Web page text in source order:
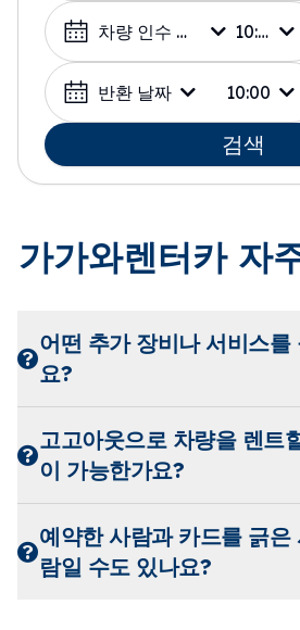
픽업 장소
날짜 선택
차량 인수 날짜 10:00
반환 날짜 10:00
검색
가가와렌터카 자
어떤 추가 장비나 서비스를
요?
고고아웃으로 차량을 렌트
이 가능한가요?
예약한 사람과 카드를 긁은
람일 수도 있나요?